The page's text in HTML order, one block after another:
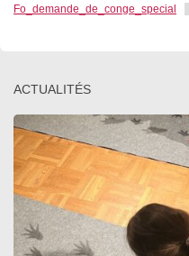
Fo_demande_de_conge_special
ACTUALITÉS